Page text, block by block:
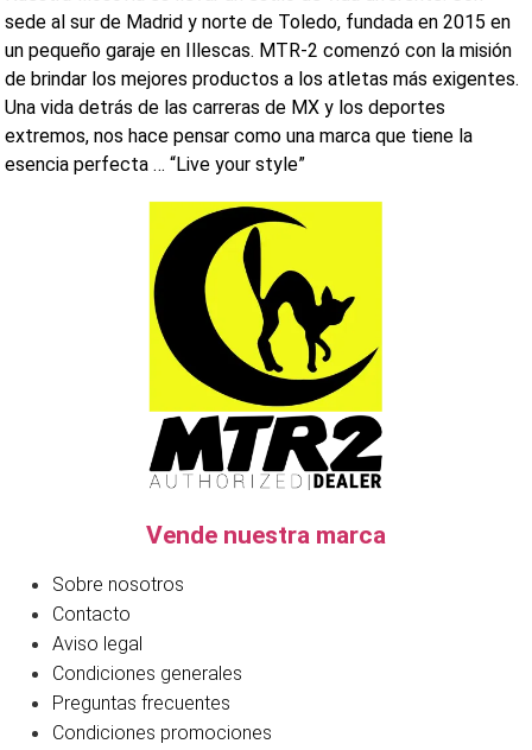
sede al sur de Madrid y norte de Toledo, fundada en 2015 en
un pequeño garaje en Illescas. MTR-2 comenzó con la misión
de brindar los mejores productos a los atletas más exigentes.
Una vida detrás de las carreras de MX y los deportes
extremos, nos hace pensar como una marca que tiene la
esencia perfecta … “Live your style”
Vende nuestra marca
Sobre nosotros
Contacto
Aviso legal
Condiciones generales
Preguntas frecuentes
Condiciones promociones